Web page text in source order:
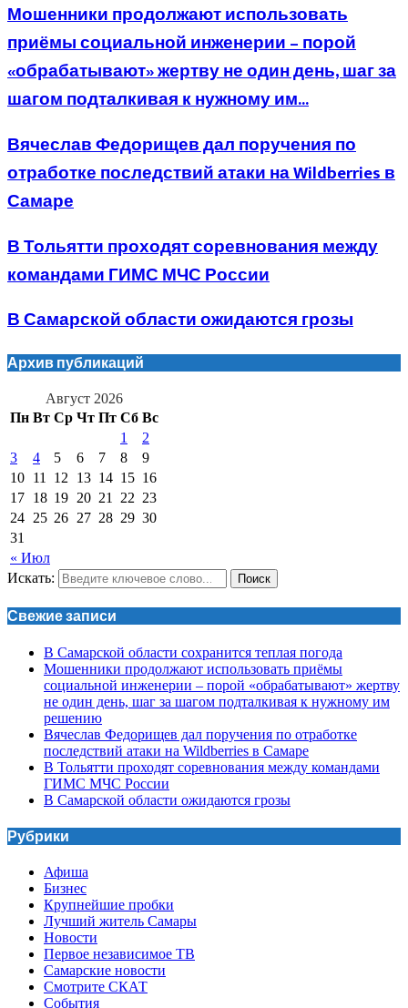
Мошенники продолжают использовать
приёмы социальной инженерии – порой
«обрабатывают» жертву не один день, шаг за
шагом подталкивая к нужному им...
Вячеслав Федорищев дал поручения по
отработке последствий атаки на Wildberries в
Самаре
В Тольятти проходят соревнования между
командами ГИМС МЧС России
В Самарской области ожидаются грозы
Архив публикаций
Август 2026
Пн Вт Ср Чт Пт Сб Вс
« Июл
1
2
3
4 5 6 7 8
9
10 11 12 13 14 15 16
17 18 19 20 21 22 23
24 25 26 27 28 29 30
31
Искать: Поиск
Свежие записи
В Самарской области сохранится теплая погода
Мошенники продолжают использовать приёмы
социальной инженерии – порой «обрабатывают» жертву
не один день, шаг за шагом подталкивая к нужному им
решению
Вячеслав Федорищев дал поручения по отработке
последствий атаки на Wildberries в Самаре
В Тольятти проходят соревнования между командами
ГИМС МЧС России
В Самарской области ожидаются грозы
Рубрики
Афиша
Бизнес
Крупнейшие пробки
Лучший житель Самары
Новости
Первое независимое ТВ
Самарские новости
Смотрите СКАТ
События